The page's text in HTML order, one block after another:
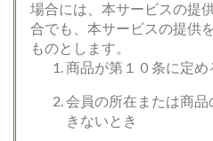
場合には、本サービスの提
合でも、本サービスの提供
ものとします。
商品が第１０条に定め
会員の所在または商
きないとき